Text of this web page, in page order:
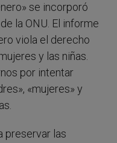
se incorporó
la ONU. El informe
viola el derecho
y las niñas.
por intentar
«mujeres» y
preservar las